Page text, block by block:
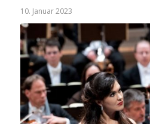
10. Januar 2023